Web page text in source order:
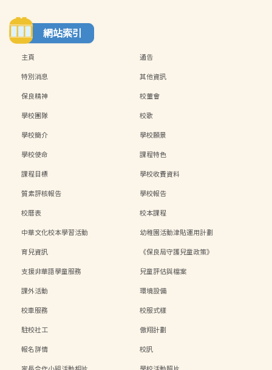
網站索引
主頁
通告
特別消息
其他資訊
保良精神
校董會
學校團隊
校歌
學校簡介
學校願景
學校使命
課程特色
課程目標
學校收費資料
質素評核報告
學校報告
校曆表
校本課程
中華文化校本學習活動
幼稚園活動津貼運用計劃
育兒資訊
《保良局守護兒童政策》
支援非華語學童服務
兒童評估與檔案
課外活動
環境設備
校車服務
校服式樣
駐校社工
傲翔計劃
報名詳情
校訊